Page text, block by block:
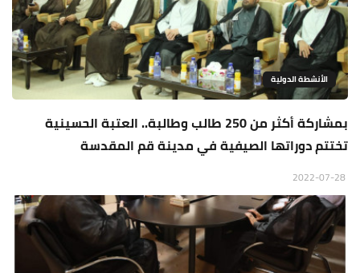
الأنشطة الدولية
بمشاركة أكثر من 250 طالب وطالبة.. العتبة الحسينية
تختتم دوراتها الصيفية في مدينة قم المقدسة